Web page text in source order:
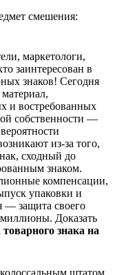
маркетологи,
заинтересован в
знаков! Сегодня
и востребованных
собственности —
из-за того,
сходный до
знаком.
компенсации,
упаковки и
— защита своего
Доказать
товарного знака на